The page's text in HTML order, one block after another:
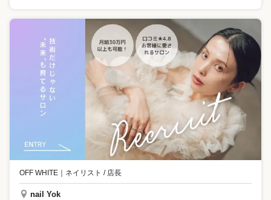
OFF WHITE ネイリスト / 店長
nail Yok